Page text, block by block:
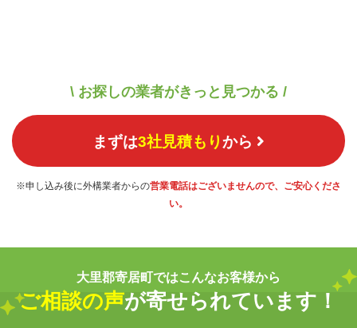
\ お探しの業者がきっと見つかる /
まずは3社見積もりから
※申し込み後に外構業者からの営業電話はございませんので、ご安心くださ
い。
大里郡寄居町ではこんなお客様から
ご相談の声が寄せられています！